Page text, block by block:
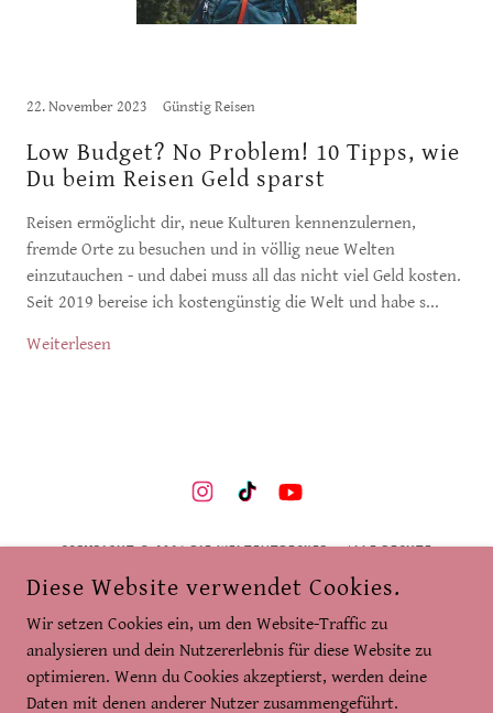
22. November 2023 Günstig Reisen
Low Budget? No Problem! 10 Tipps, wie
Du beim Reisen Geld sparst
Reisen ermöglicht dir, neue Kulturen kennenzulernen,
fremde Orte zu besuchen und in völlig neue Welten
einzutauchen - und dabei muss all das nicht viel Geld kosten.
Seit 2019 bereise ich kostengünstig die Welt und habe s...
Weiterlesen
COPYRIGHT © 2026 DIE WELTENTDECKER – ALLE RECHTE
Datenschutzerklärung
Impressum / Kontakt
Diese Website verwendet Cookies.
Wir setzen Cookies ein, um den Website-Traffic zu
analysieren und dein Nutzererlebnis für diese Website zu
optimieren. Wenn du Cookies akzeptierst, werden deine
Daten mit denen anderer Nutzer zusammengeführt.